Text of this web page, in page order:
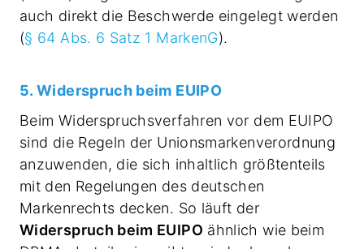
auch direkt die Beschwerde eingelegt werden
(§ 64 Abs. 6 Satz 1 MarkenG).
5. Widerspruch beim EUIPO
Beim Widerspruchsverfahren vor dem EUIPO
sind die Regeln der Unionsmarkenverordnung
anzuwenden, die sich inhaltlich größtenteils
mit den Regelungen des deutschen
Markenrechts decken. So läuft der
Widerspruch beim EUIPO ähnlich wie beim